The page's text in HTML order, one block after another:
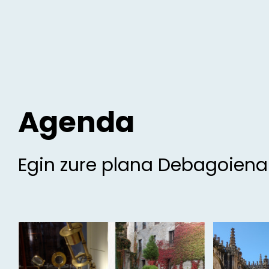
Agenda
Egin zure plana